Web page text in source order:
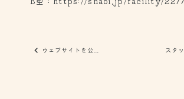
ウェブサイトを公... スタ